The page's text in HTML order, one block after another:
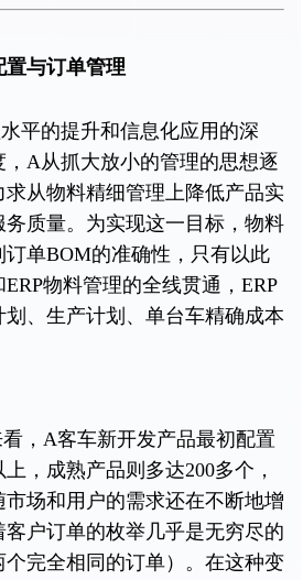
与订单管理
的提升和信息化应用的深
A从抓大放小的管理的思想逐
从物料精细管理上降低产品实
务质量。为实现这一目标，物料
单BOM的准确性，只有以此
物料管理的全线贯通，ERP
、生产计划、单台车精确成本
，A客车新开发产品最初配置
，成熟产品则多达200多个，
场和用户的需求还在不断地增
户订单的枚举几乎是无穷尽的
个完全相同的订单）。在这种变